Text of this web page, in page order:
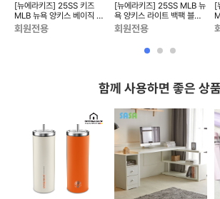
[뉴에라키즈] 25SS 키즈
MLB 뉴욕 양키스 베이직 볼
캡 다크 로얄 13570683
회원전용
[뉴에라키즈] 25SS MLB 뉴
욕 양키스 라이트 백팩 블랙
14541192
회원전용
[
함께 사용하면 좋은 상품